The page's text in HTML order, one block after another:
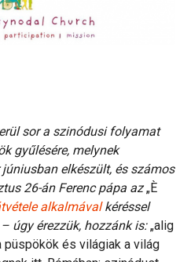
sor a szinódusi folyamat
gyűlésére, melynek
júniusban elkészült, és számos
26-án Ferenc pápa az„È
alkalmávalkéréssel
úgy érezzük, hozzánk is:„alig
püspökök és világiak a világ